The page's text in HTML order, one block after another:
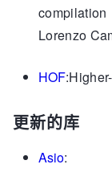
Lorenzo
HOF
更新的库
Asio: